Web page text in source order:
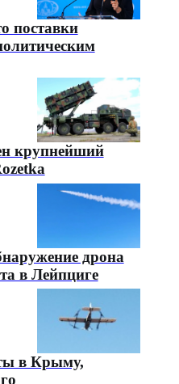
поставки
крупнейший
дрона
в Лейпциге
в Крыму,